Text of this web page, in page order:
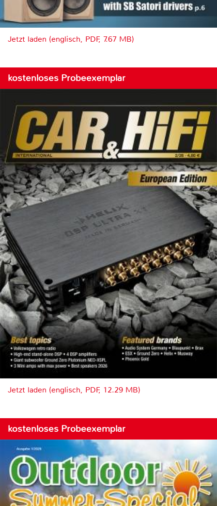
Jetzt laden (englisch, PDF, 7.67 MB)
kostenloses Probeexemplar
Jetzt laden (englisch, PDF, 12.29 MB)
kostenloses Probeexemplar